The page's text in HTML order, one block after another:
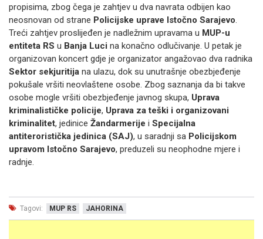
propisima, zbog čega je zahtjev u dva navrata odbijen kao
neosnovan od strane Policijske uprave Istočno Sarajevo.
Treći zahtjev proslijeđen je nadležnim upravama u MUP-u
entiteta RS u Banja Luci na konačno odlučivanje. U petak je
organizovan koncert gdje je organizator angažovao dva radnika
Sektor sekjuritija na ulazu, dok su unutrašnje obezbjeđenje
pokušale vršiti neovlaštene osobe. Zbog saznanja da bi takve
osobe mogle vršiti obezbjeđenje javnog skupa, Uprava
kriminalističke policije, Uprava za teški i organizovani
kriminalitet, jedinice Žandarmerije i Specijalna
antiteroristička jedinica (SAJ), u saradnji sa Policijskom
upravom Istočno Sarajevo, preduzeli su neophodne mjere i
radnje.
Tagovi: MUP RS JAHORINA